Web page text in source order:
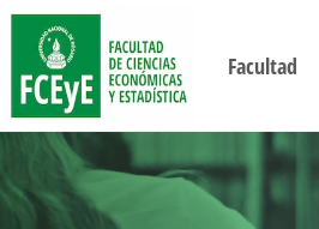
Facultad